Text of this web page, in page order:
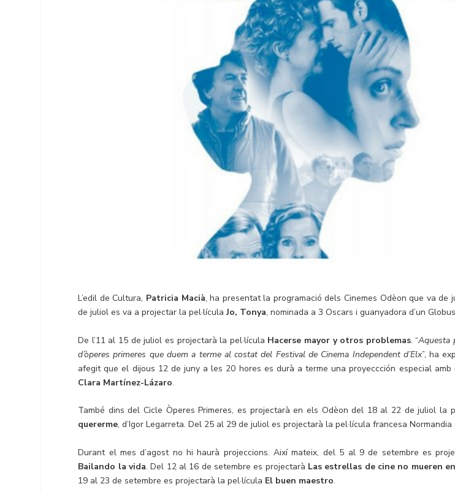
L’edil de Cultura, Patricia Macià, ha presentat la programació dels Cinemes Odèon que va de
de juliol es va a projectar la pel·lículaJo, Tonya, nominada a 3 Oscars i guanyadora d’un Globus
De l’11 al 15 de juliol es projectarà la pel·lícula Hacerse mayor y otros problemas. “Aquesta
d’òperes primeres que duem a terme al costat del Festival de Cinema Independent d’Elx”, ha
afegit que el dijous 12 de juny a les 20 hores es durà a terme una proyeccción especial amb
Clara Martínez-Lázaro.
També dins del Cicle Òperes Primeres, es projectarà en els Odèon del 18 al 22 de juliol la
quererme, d’Igor Legarreta. Del 25 al 29 de juliol es projectarà la pel·lícula francesa Normandia
Durant el mes d’agost no hi haurà projeccions. Així mateix, del 5 al 9 de setembre es
Bailando la vida. Del 12 al 16 de setembre es projectarà Las estrellas de cine no mueren
19 al 23 de setembre es projectarà la pel·lícula El buen maestro.